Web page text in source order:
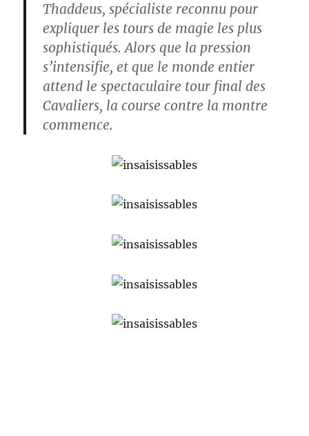
Thaddeus, spécialiste reconnu pour
expliquer les tours de magie les plus
sophistiqués. Alors que la pression
s’intensifie, et que le monde entier
attend le spectaculaire tour final des
Cavaliers, la course contre la montre
commence.